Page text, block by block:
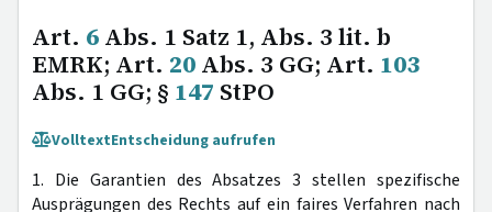
Art. 6 Abs. 1 Satz 1, Abs. 3 lit. b
EMRK; Art. 20 Abs. 3 GG; Art. 103
Abs. 1 GG; § 147 StPO
VolltextEntscheidung aufrufen
1. Die Garantien des Absatzes 3 stellen spezifische
Ausprägungen des Rechts auf ein faires Verfahren nach